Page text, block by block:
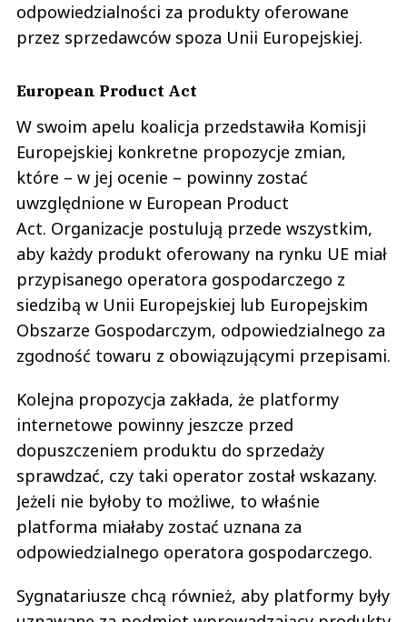
odpowiedzialności za produkty oferowane
przez sprzedawców spoza Unii Europejskiej.
European Product Act
W swoim apelu koalicja przedstawiła Komisji
Europejskiej konkretne propozycje zmian,
które – w jej ocenie – powinny zostać
uwzględnione w European Product
Act. Organizacje postulują przede wszystkim,
aby każdy produkt oferowany na rynku UE miał
przypisanego operatora gospodarczego z
siedzibą w Unii Europejskiej lub Europejskim
Obszarze Gospodarczym, odpowiedzialnego za
zgodność towaru z obowiązującymi przepisami.
Kolejna propozycja zakłada, że platformy
internetowe powinny jeszcze przed
dopuszczeniem produktu do sprzedaży
sprawdzać, czy taki operator został wskazany.
Jeżeli nie byłoby to możliwe, to właśnie
platforma miałaby zostać uznana za
odpowiedzialnego operatora gospodarczego.
Sygnatariusze chcą również, aby platformy były